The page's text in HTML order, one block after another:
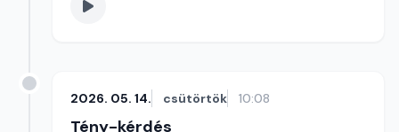
2026. 05. 14. csütörtök 10:08
Tény-kérdés